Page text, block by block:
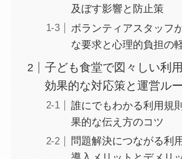
及ぼす影響と防止策
ボランティアスタッフ
な要求と心理的負担の
子ども食堂で図々しい利
効果的な対応策と運営ル
誰にでもわかる利用規
果的な伝え方のコツ
問題解決につながる利